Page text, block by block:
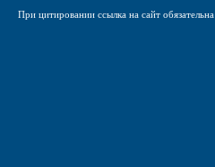
При цитировании ссылка на сайт обязательна